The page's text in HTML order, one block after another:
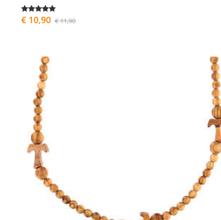
€ 10,90 € 11,90